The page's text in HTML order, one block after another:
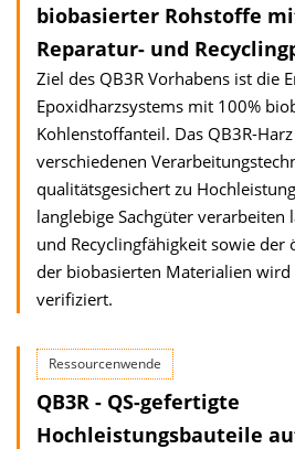
biobasierter Rohstoffe
Reparatur- und
Ziel des QB3R Vorhabens ist die
Epoxidharzsystems mit 100%
Kohlenstoffanteil. Das QB3R-
verschiedenen
qualitätsgesichert zu
langlebige Sachgüter verarbeiten
und Recyclingfähigkeit sowie der
der biobasierten Materialien
verifiziert.
Ressourcenwende
QB3R - QS-gefertigte
Hochleistungsbauteile